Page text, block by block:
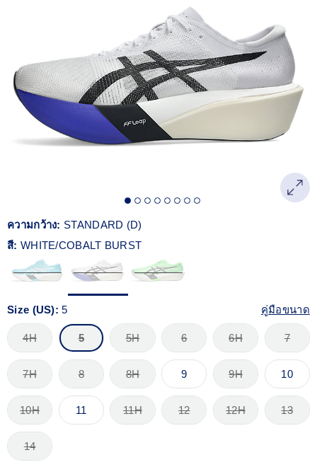
เดียวกัน
ความกว้าง: STANDARD (D)
สี: WHITE/COBALT BURST
Size (US):5 คู่มือขนาด
4H 5 5H 6 6H 7
7H 8 8H 9 9H 10
10H 11 11H 12 12H 13
14